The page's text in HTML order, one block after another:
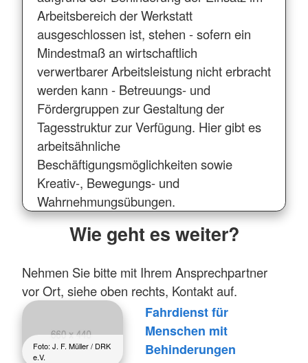
Arbeitsbereich der Werkstatt
ausgeschlossen ist, stehen - sofern ein
Mindestmaß an wirtschaftlich
verwertbarer Arbeitsleistung nicht erbracht
werden kann - Betreuungs- und
Fördergruppen zur Gestaltung der
Tagesstruktur zur Verfügung. Hier gibt es
arbeitsähnliche
Beschäftigungsmöglichkeiten sowie
Kreativ-, Bewegungs- und
Wahrnehmungsübungen.
Wie geht es weiter?
Nehmen Sie bitte mit Ihrem Ansprechpartner
vor Ort, siehe oben rechts, Kontakt auf.
Foto: J. F. Müller / DRK
e.V.
Fahrdienst für
Menschen mit
Behinderungen